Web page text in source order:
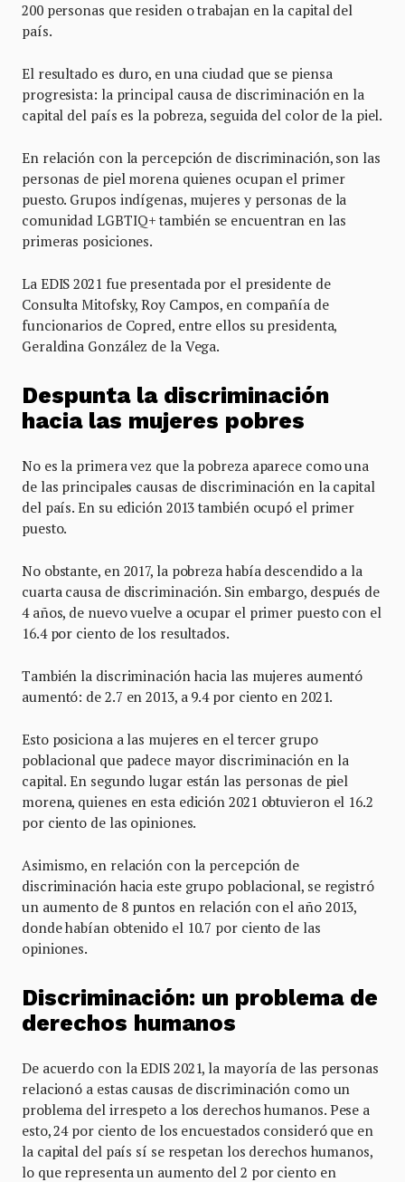
200 personas que residen o trabajan en la capital del
país.
El resultado es duro, en una ciudad que se piensa
progresista: la principal causa de discriminación en la
capital del país es la pobreza, seguida del color de la piel.
En relación con la percepción de discriminación, son las
personas de piel morena quienes ocupan el primer
puesto. Grupos indígenas, mujeres y personas de la
comunidad LGBTIQ+ también se encuentran en las
primeras posiciones.
La EDIS 2021 fue presentada por el presidente de
Consulta Mitofsky, Roy Campos, en compañía de
funcionarios de Copred, entre ellos su presidenta,
Geraldina González de la Vega.
Despunta la discriminación
hacia las mujeres pobres
No es la primera vez que la pobreza aparece como una
de las principales causas de discriminación en la capital
del país. En su edición 2013 también ocupó el primer
puesto.
No obstante, en 2017, la pobreza había descendido a la
cuarta causa de discriminación. Sin embargo, después de
4 años, de nuevo vuelve a ocupar el primer puesto con el
16.4 por ciento de los resultados.
También la discriminación hacia las mujeres aumentó
aumentó: de 2.7 en 2013, a 9.4 por ciento en 2021.
Esto posiciona a las mujeres en el tercer grupo
poblacional que padece mayor discriminación en la
capital. En segundo lugar están las personas de piel
morena, quienes en esta edición 2021 obtuvieron el 16.2
por ciento de las opiniones.
Asimismo, en relación con la percepción de
discriminación hacia este grupo poblacional, se registró
un aumento de 8 puntos en relación con el año 2013,
donde habían obtenido el 10.7 por ciento de las
opiniones.
Discriminación: un problema de
derechos humanos
De acuerdo con la EDIS 2021, la mayoría de las personas
relacionó a estas causas de discriminación como un
problema del irrespeto a los derechos humanos. Pese a
esto, 24 por ciento de los encuestados consideró que en
la capital del país sí se respetan los derechos humanos,
lo que representa un aumento del 2 por ciento en